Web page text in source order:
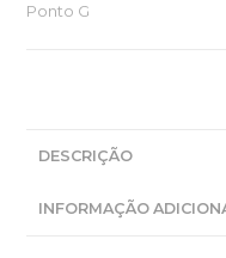
Ponto G
DESCRIÇÃO
INFORMAÇÃO